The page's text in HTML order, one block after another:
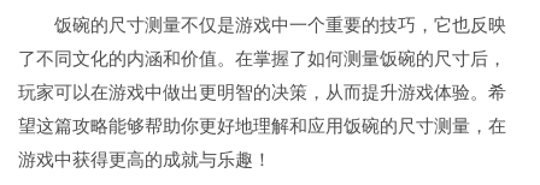
饭碗的尺寸测量不仅是游戏中一个重要的技巧，它也反映
了不同文化的内涵和价值。在掌握了如何测量饭碗的尺寸后，
玩家可以在游戏中做出更明智的决策，从而提升游戏体验。希
望这篇攻略能够帮助你更好地理解和应用饭碗的尺寸测量，在
游戏中获得更高的成就与乐趣！